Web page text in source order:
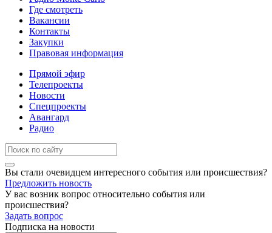
Где смотреть
Вакансии
Контакты
Закупки
Правовая информация
Прямой эфир
Телепроекты
Новости
Спецпроекты
Авангард
Радио
Вы стали очевидцем интересного события или происшествия?
Предложить новость
У вас возник вопрос относительно события или
происшествия?
Задать вопрос
Подписка на новости